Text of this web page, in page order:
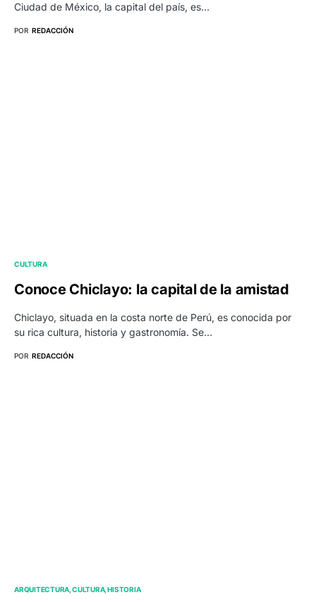
Ciudad de México, la capital del país, es…
POR REDACCIÓN
CULTURA
Conoce Chiclayo: la capital de la amistad
Chiclayo, situada en la costa norte de Perú, es conocida por
su rica cultura, historia y gastronomía. Se…
POR REDACCIÓN
ARQUITECTURA CULTURA HISTORIA